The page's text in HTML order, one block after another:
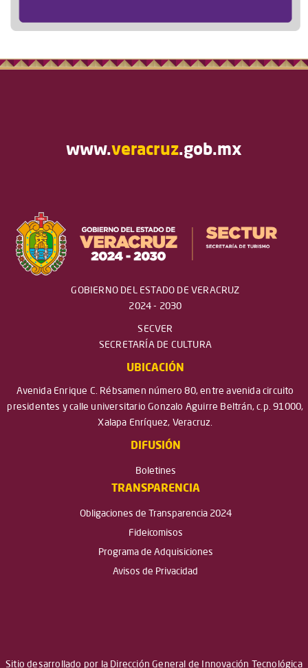
www.veracruz.gob.mx
GOBIERNO DEL ESTADO DE VERACRUZ
2024 - 2030
SECVER
SECRETARÍA DE CULTURA
UBICACIÓN
Avenida Enrique C. Rébsamen número 80, entre avenida circuito
presidentes y calle universitario Gonzalo Aguirre Beltrán, c.p. 91000,
Xalapa Enríquez, Veracruz.
DIFUSIÓN
Boletines
TRANSPARENCIA
Obligaciones de Transparencia 2024
Fideicomisos
Programa de Adquisiciones
Avisos de Privacidad
Sitio desarrollado por la Dirección General de Innovación Tecnológica